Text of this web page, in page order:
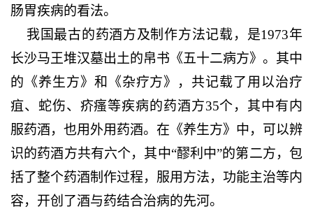
肠胃疾病的看法。
我国最古的药酒方及制作方法记载，是1973年
长沙马王堆汉墓出土的帛书《五十二病方》。其中
的《养生方》和《杂疗方》，共记载了用以治疗
疽、蛇伤、疥瘙等疾病的药酒方35个，其中有内
服药酒，也用外用药酒。在《养生方》中，可以辨
识的药酒方共有六个，其中“醪利中”的第二方，包
括了整个药酒制作过程，服用方法，功能主治等内
容，开创了酒与药结合治病的先河。